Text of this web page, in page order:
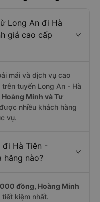
Long An đi Hà
giá cao cấp
mái và dịch vụ cao
tuyến Long An - Hà
Minh và Tư
nhiều khách hàng
vụ.
đi Hà Tiên -
hãng nào?
đồng, Hoàng Minh
tiết kiệm nhất.